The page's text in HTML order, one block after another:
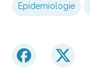
Epidemiologie